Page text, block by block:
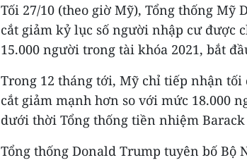
Tối 27/10 (theo giờ Mỹ), Tổng thống Mỹ
cắt giảm kỷ lục số người nhập cư được
15.000 người trong tài khóa 2021, bắt
Trong 12 tháng tới, Mỹ chỉ tiếp nhận
cắt giảm mạnh hơn so với mức 18.000
dưới thời Tổng thống tiền nhiệm Barack
Tổng thống Donald Trump tuyên bố Bộ